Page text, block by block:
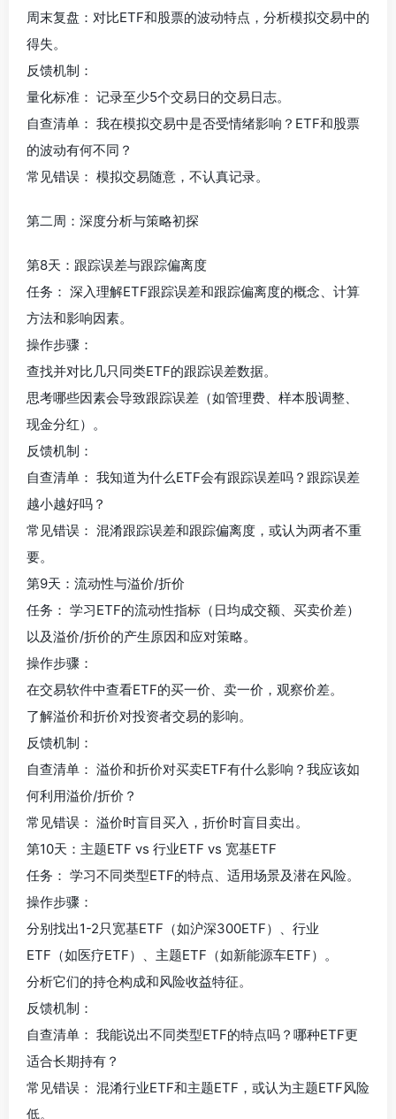
周末复盘：对比ETF和股票的波动特点，分析模拟交易中的
得失。
反馈机制：
量化标准： 记录至少5个交易日的交易日志。
自查清单： 我在模拟交易中是否受情绪影响？ETF和股票
的波动有何不同？
常见错误： 模拟交易随意，不认真记录。
第二周：深度分析与策略初探
第8天：跟踪误差与跟踪偏离度
任务： 深入理解ETF跟踪误差和跟踪偏离度的概念、计算
方法和影响因素。
操作步骤：
查找并对比几只同类ETF的跟踪误差数据。
思考哪些因素会导致跟踪误差（如管理费、样本股调整、
现金分红）。
反馈机制：
自查清单： 我知道为什么ETF会有跟踪误差吗？跟踪误差
越小越好吗？
常见错误： 混淆跟踪误差和跟踪偏离度，或认为两者不重
要。
第9天：流动性与溢价/折价
任务： 学习ETF的流动性指标（日均成交额、买卖价差）
以及溢价/折价的产生原因和应对策略。
操作步骤：
在交易软件中查看ETF的买一价、卖一价，观察价差。
了解溢价和折价对投资者交易的影响。
反馈机制：
自查清单： 溢价和折价对买卖ETF有什么影响？我应该如
何利用溢价/折价？
常见错误： 溢价时盲目买入，折价时盲目卖出。
第10天：主题ETF vs 行业ETF vs 宽基ETF
任务： 学习不同类型ETF的特点、适用场景及潜在风险。
操作步骤：
分别找出1-2只宽基ETF（如沪深300ETF）、行业
ETF（如医疗ETF）、主题ETF（如新能源车ETF）。
分析它们的持仓构成和风险收益特征。
反馈机制：
自查清单： 我能说出不同类型ETF的特点吗？哪种ETF更
适合长期持有？
常见错误： 混淆行业ETF和主题ETF，或认为主题ETF风险
低。